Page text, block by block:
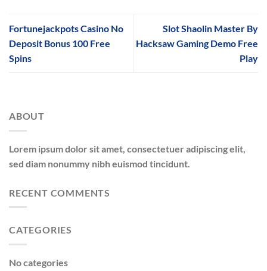
Fortunejackpots Casino No
Deposit Bonus 100 Free
Spins
Slot Shaolin Master By
Hacksaw Gaming Demo Free
Play
ABOUT
Lorem ipsum dolor sit amet, consectetuer adipiscing elit,
sed diam nonummy nibh euismod tincidunt.
RECENT COMMENTS
CATEGORIES
No categories